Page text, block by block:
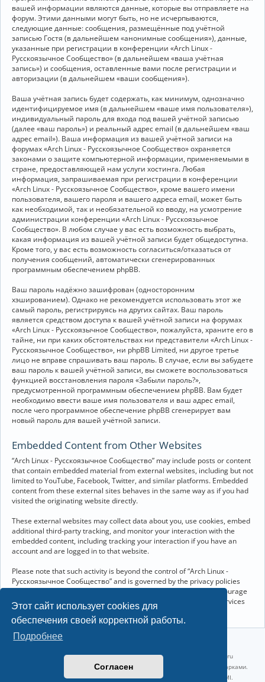
Этот сайт использует cookies для
обеспечения своей корректной работы.
Подробнее
Согласен
вашей информации являются данные, которые вы отправляете на
форум. Этими данными могут быть, но не исчерпываются,
следующие данные: сообщения, размещённые под учётной
записью Гостя (в дальнейшем «анонимные сообщения»), данные,
указанные при регистрации в конференции «Arch Linux -
Русскоязычное Сообщество» (в дальнейшем «ваша учётная
запись») и сообщения, оставленные вами после регистрации и
авторизации (в дальнейшем «ваши сообщения»).
Ваша учётная запись будет содержать, как минимум, однозначно
идентифицируемое имя (в дальнейшем «ваше имя пользователя»),
индивидуальный пароль для входа под вашей учётной записью
(далее «ваш пароль») и реальный адрес email (в дальнейшем «ваш
адрес email»). Ваша информация из вашей учётной записи на
форумах «Arch Linux - Русскоязычное Сообщество» охраняется
законами о защите компьютерной информации, применяемыми в
стране, предоставляющей нам услуги хостинга. Любая
информация, запрашиваемая при регистрации в конференции
«Arch Linux - Русскоязычное Сообщество», кроме вашего имени
пользователя, вашего пароля и вашего адреса email, может быть
как необходимой, так и необязательной ко вводу, на усмотрение
администрации конференции «Arch Linux - Русскоязычное
Сообщество». В любом случае у вас есть возможность выбрать,
какая информация из вашей учётной записи будет общедоступна.
Кроме того, у вас есть возможность согласиться/отказаться от
получения сообщений, автоматически сгенерированных
программным обеспечением phpBB.
Ваш пароль надёжно зашифрован (односторонним
хэшированием). Однако не рекомендуется использовать этот же
самый пароль, регистрируясь на других сайтах. Ваш пароль
является средством доступа к вашей учётной записи на форумах
«Arch Linux - Русскоязычное Сообщество», пожалуйста, храните его в
тайне, ни при каких обстоятельствах ни представители «Arch Linux -
Русскоязычное Сообщество», ни phpBB Limited, ни другое третье
лицо не вправе спрашивать ваш пароль. В случае, если вы забудете
ваш пароль к вашей учётной записи, вы сможете воспользоваться
функцией восстановления пароля «Забыли пароль?»,
предусмотренной программным обеспечением phpBB. Вам будет
необходимо ввести ваше имя пользователя и ваш адрес email,
после чего программное обеспечение phpBB сгенерирует вам
новый пароль для вашей учётной записи.
Embedded Content from Other Websites
“Arch Linux - Русскоязычное Сообщество” may include posts or content
that contain embedded material from external websites, including but not
limited to YouTube, Facebook, Twitter, and similar platforms. Embedded
content from these external sites behaves in the same way as if you had
visited the originating website directly.
These external websites may collect data about you, use cookies, embed
additional third-party tracking, and monitor your interaction with the
embedded content, including tracking your interaction if you have an
account and are logged in to that website.
Please note that such activity is beyond the control of “Arch Linux -
Русскоязычное Сообщество” and is governed by the privacy policies
and terms of service of the respective external websites. We encourage
you to review the privacy and cookie policies of any third-party services
you interact with through embedded content.
Linux 6.18.40-1-lts x86_64 GNU/Linux 2026-07-26 08:48:12 |
vps reg.ru
Название и логотип Arch Linux ™ являются признанными торговыми марками.
Linux ® — зарегистрированная торговая марка Linus Torvalds и LMI.